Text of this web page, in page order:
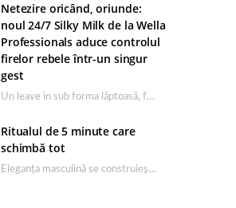
Netezire oricând, oriunde:
noul 24/7 Silky Milk de la Wella
Professionals aduce controlul
firelor rebele într-un singur
gest
Un leave in sub forma lăptoasă, fără clătire care completează rutina Ultimate Smooth și transformă…
Ritualul de 5 minute care
schimbă tot
Eleganța masculină se construiește dimineața, în câteva minute și cu produsele potrivite. O rutină de…